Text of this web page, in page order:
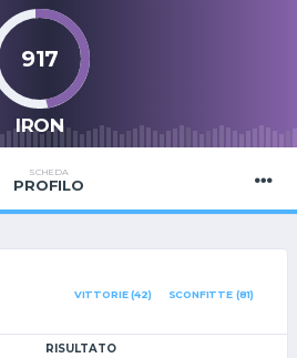
917
IRON
SCHEDA
PROFILO
VITTORIE (42) SCONFITTE (81)
RISULTATO